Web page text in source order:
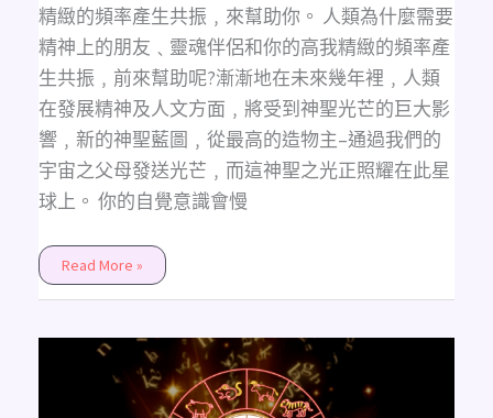
精緻的頻率產生共振﹐來幫助你。 人類為什麼需要
精神上的朋友﹑靈魂伴侶和你的高我精緻的頻率產
生共振﹐前來幫助呢?漸漸地在未來幾年裡﹐人類
在發展精神及人文方面﹐將受到神聖光芒的巨大影
響﹐新的神聖藍圖﹐從最高的造物主–通過我們的
宇宙之父母發送光芒﹐而這神聖之光正照耀在此星
球上。 你的自覺意識會慢
Read More »